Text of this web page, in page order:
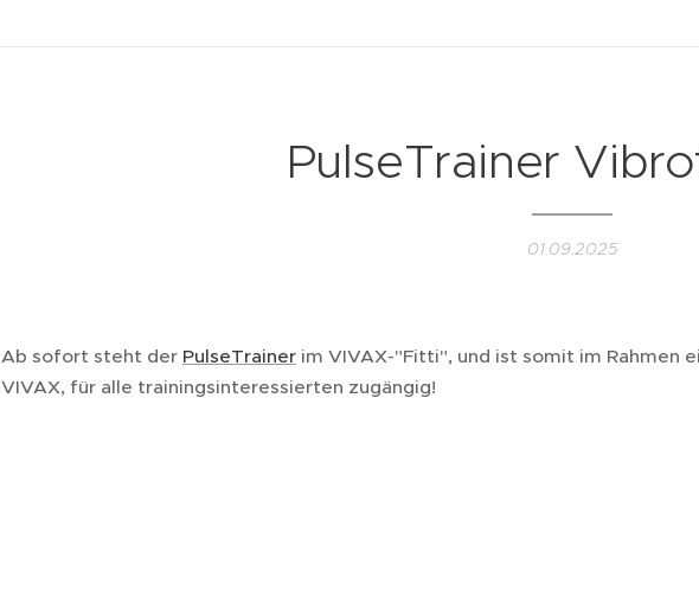
PulseTrainer
01.09.2025
Ab sofort steht der PulseTrainer im VIVAX-"Fitti", und ist somit im Rahmen
VIVAX, für alle trainingsinteressierten zugängig!